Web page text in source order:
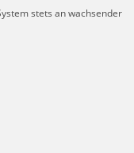
stets an wachsender